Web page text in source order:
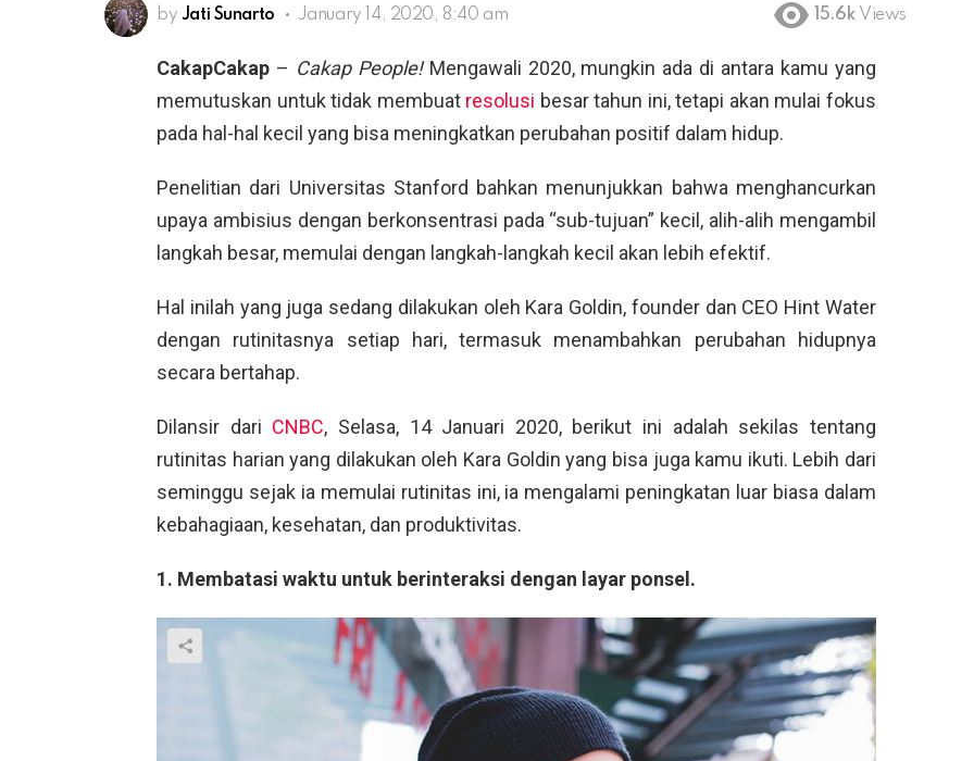
by Jati Sunarto January 14, 2020, 8:40 am 15.6k Views
CakapCakap – Cakap People!Mengawali 2020, mungkin ada di antara kamu yang
memutuskan untuk tidak membuat resolusi besar tahun ini, tetapi akan mulai fokus
pada hal-hal kecil yang bisa meningkatkan perubahan positif dalam hidup.
Penelitian dari Universitas Stanford bahkan menunjukkan bahwa menghancurkan
upaya ambisius dengan berkonsentrasi pada “sub-tujuan” kecil, alih-alih mengambil
langkah besar, memulai dengan langkah-langkah kecil akan lebih efektif.
Hal inilah yang juga sedang dilakukan oleh Kara Goldin, founder dan CEO Hint Water
dengan rutinitasnya setiap hari, termasuk menambahkan perubahan hidupnya
secara bertahap.
Dilansir dari CNBC, Selasa, 14 Januari 2020, berikut ini adalah sekilas tentang
rutinitas harian yang dilakukan oleh Kara Goldin yang bisa juga kamu ikuti. Lebih dari
seminggu sejak ia memulai rutinitas ini, ia mengalami peningkatan luar biasa dalam
kebahagiaan, kesehatan, dan produktivitas.
1. Membatasi waktu untuk berinteraksi dengan layar ponsel.